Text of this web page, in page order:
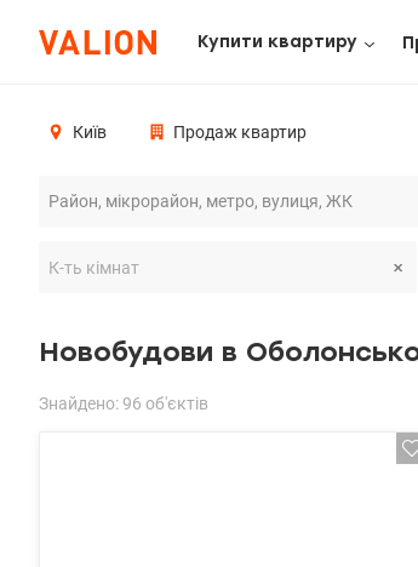
Купити квартиру
Київ Продаж квартир
Новобудови в
Знайдено: 96 об'єктів